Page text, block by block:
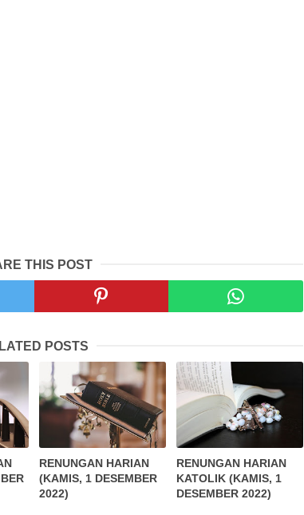
THIS POST
POSTS
RENUNGAN HARIAN
(KAMIS, 1 DESEMBER
2022)
RENUNGAN HARIAN
KATOLIK (KAMIS, 1
DESEMBER 2022)